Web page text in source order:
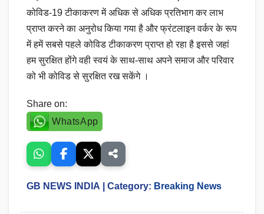
कोविड-19 टीकाकरण में अधिक से अधिक प्रतिभाग कर लाभ
प्राप्त करने का अनुरोध किया गया है और फ्रंटलाइन वर्कर के रूप
में हमें सबसे पहले कोविड टीकाकरण प्राप्त हो रहा है इससे जहां
हम सुरक्षित होंगे वही स्वयं के साथ-साथ अपने समाज और परिवार
को भी कोविड से सुरक्षित रख सकेंगे ।
Share on:
WhatsApp
GB NEWS INDIA | Category: Breaking News